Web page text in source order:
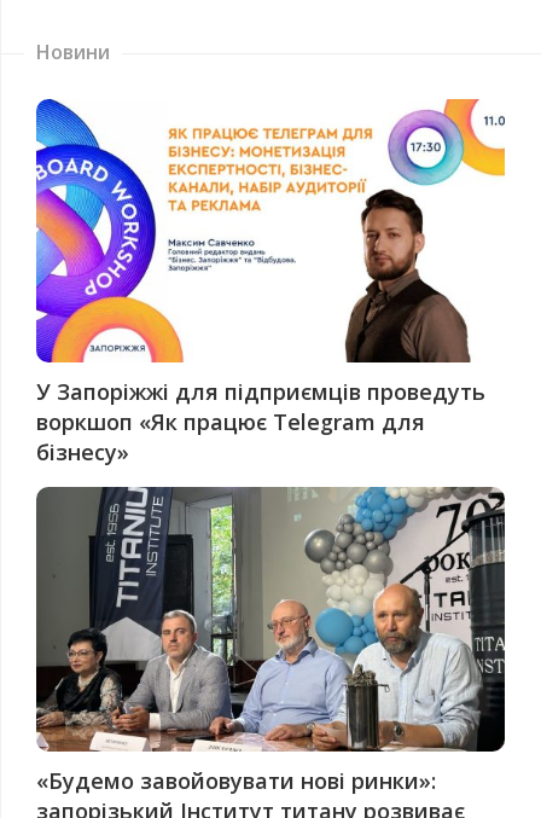
Новини
У Запоріжжі для підприємців проведуть
воркшоп «Як працює Telegram для
бізнесу»
«Будемо завойовувати нові ринки»:
запорізький Інститут титану розвиває